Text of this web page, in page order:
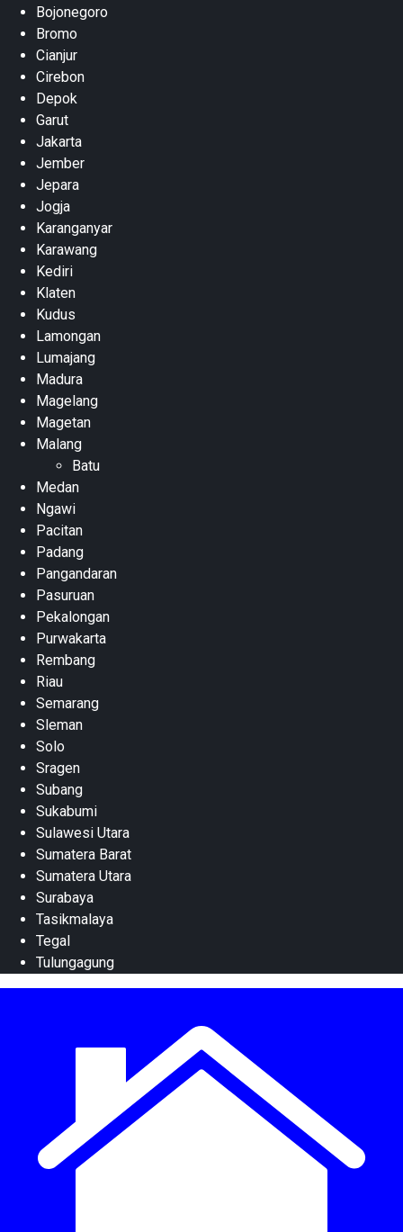
Bojonegoro
Bromo
Cianjur
Cirebon
Depok
Garut
Jakarta
Jember
Jepara
Jogja
Karanganyar
Karawang
Kediri
Klaten
Kudus
Lamongan
Lumajang
Madura
Magelang
Magetan
Malang
Batu
Medan
Ngawi
Pacitan
Padang
Pangandaran
Pasuruan
Pekalongan
Purwakarta
Rembang
Riau
Semarang
Sleman
Solo
Sragen
Subang
Sukabumi
Sulawesi Utara
Sumatera Barat
Sumatera Utara
Surabaya
Tasikmalaya
Tegal
Tulungagung